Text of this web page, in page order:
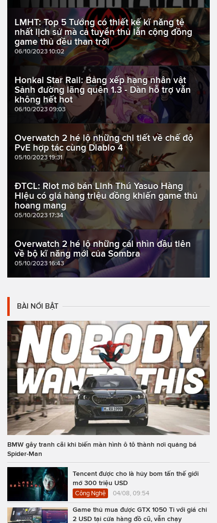
LMHT: Top 5 Tướng có thiết kế kĩ năng tệ
nhất lịch sử mà cả tuyển thủ lẫn cộng đồng
game thủ đều than trời
06/10/2023 10:02
Honkai Star Rail: Bảng xếp hạng nhân vật
Sảnh đường lãng quên 1.3 - Dàn hỗ trợ vẫn
không hết hot
06/10/2023 09:03
Overwatch 2 hé lộ những chi tiết về chế độ
PvE hợp tác cùng Diablo 4
05/10/2023 19:31
ĐTCL: Riot mở bán Linh Thú Yasuo Hàng
Hiệu có giá hàng triệu đồng khiến game thủ
hoang mang
05/10/2023 17:34
Overwatch 2 hé lộ những cái nhìn đầu tiên
về bộ kĩ năng mới của Sombra
05/10/2023 16:43
BÀI NỔI BẬT
BMW gây tranh cãi khi biến màn hình ô tô thành nơi quảng bá
Spider-Man
Tencent được cho là hủy bom tấn thế giới
mở 300 triệu USD
Công Nghệ 04/08, 09:54
Game thủ mua được GTX 1050 Ti với giá chỉ
2 USD tại cửa hàng đồ cũ, vẫn chạy